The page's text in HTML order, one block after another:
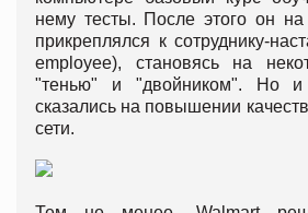
нему тесты. После этого он
прикреплялся к сотруднику-
employee), становясь на
"тенью" и "двойником". Но
сказались на повышении
сети.